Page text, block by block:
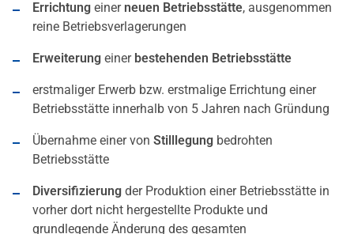
Errichtung einer neuen Betriebsstätte, ausgenommen
reine Betriebsverlagerungen
Erweiterung einer bestehenden Betriebsstätte
erstmaliger Erwerb bzw. erstmalige Errichtung einer
Betriebsstätte innerhalb von 5 Jahren nach Gründung
Übernahme einer von Stilllegung bedrohten
Betriebsstätte
Diversifizierung der Produktion einer Betriebsstätte in
vorher dort nicht hergestellte Produkte und
grundlegende Änderung des gesamten